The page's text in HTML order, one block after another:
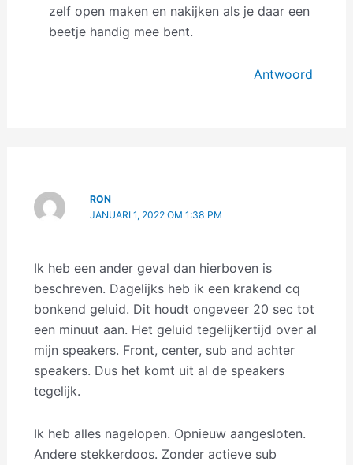
zelf open maken en nakijken als je daar een
beetje handig mee bent.
Antwoord
RON
JANUARI 1, 2022 OM 1:38 PM
Ik heb een ander geval dan hierboven is
beschreven. Dagelijks heb ik een krakend cq
bonkend geluid. Dit houdt ongeveer 20 sec tot
een minuut aan. Het geluid tegelijkertijd over al
mijn speakers. Front, center, sub and achter
speakers. Dus het komt uit al de speakers
tegelijk.
Ik heb alles nagelopen. Opnieuw aangesloten.
Andere stekkerdoos. Zonder actieve sub